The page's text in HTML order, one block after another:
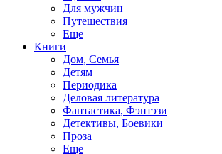
Для мужчин
Путешествия
Еще
Книги
Дом, Семья
Детям
Периодика
Деловая литература
Фантастика, Фэнтэзи
Детективы, Боевики
Проза
Еще